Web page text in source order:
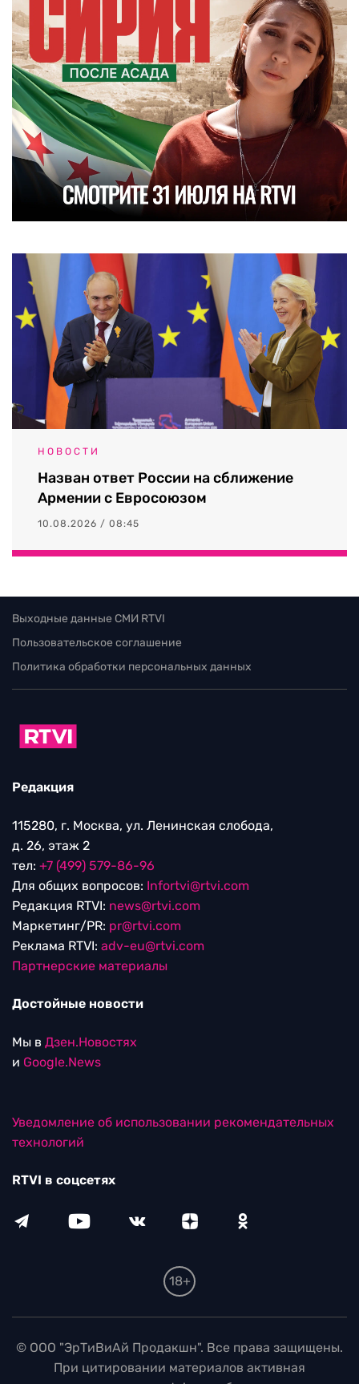
НОВОСТИ
Назван ответ России на сближение
Армении с Евросоюзом
10.08.2026 / 08:45
Выходные данные СМИ RTVI
Пользовательское соглашение
Политика обработки персональных данных
Редакция
115280, г. Москва, ул. Ленинская слобода,
д. 26, этаж 2
тел: +7 (499) 579-86-96
Для общих вопросов: Infortvi@rtvi.com
Редакция RTVI: news@rtvi.com
Маркетинг/PR: pr@rtvi.com
Реклама RTVI: adv-eu@rtvi.com
Партнерские материалы
Достойные новости
Мы в Дзен.Новостях
и Google.News
Уведомление об использовании рекомендательных
технологий
RTVI в соцсетях
18+
© ООО "ЭрТиВиАй Продакшн". Все права защищены.
При цитировании материалов активная